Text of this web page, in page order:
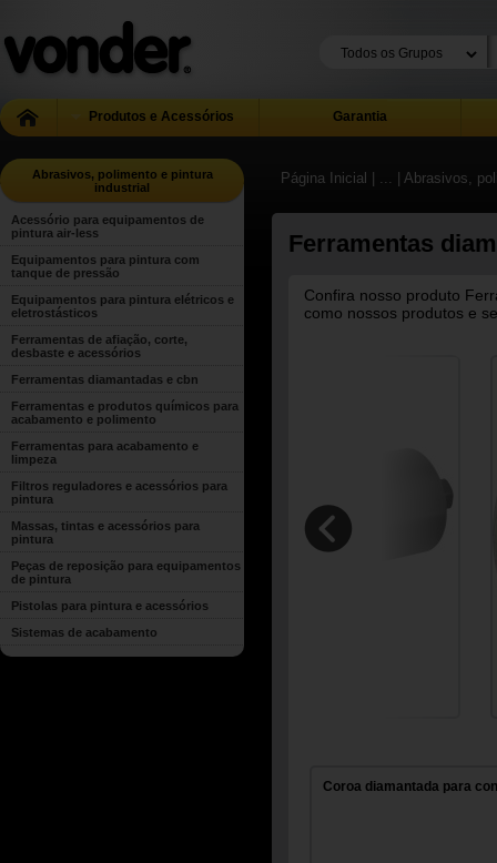
Produtos e Acessórios Garantia
Abrasivos, polimento e pintura
industrial
Acessório para equipamentos de
pintura air-less
Equipamentos para pintura com
tanque de pressão
Equipamentos para pintura elétricos e
eletrostásticos
Ferramentas de afiação, corte,
desbaste e acessórios
Ferramentas diamantadas e cbn
Ferramentas e produtos químicos para
acabamento e polimento
Ferramentas para acabamento e
limpeza
Filtros reguladores e acessórios para
pintura
Massas, tintas e acessórios para
pintura
Peças de reposição para equipamentos
de pintura
Pistolas para pintura e acessórios
Sistemas de acabamento
Página Inicial | ... | Abrasivos,
Ferramentas
Confira nosso produto
como nossos produtos e
Coroa diamantada para